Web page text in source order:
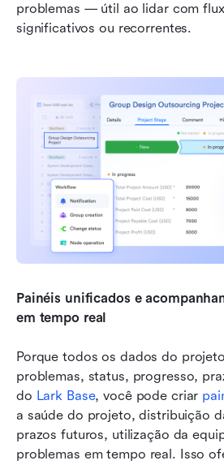
problemas — útil ao lidar com
significativos ou recorrentes.
Painéis unificados e
em tempo real
Porque todos os dados do
problemas, status, progresso,
do Lark Base, você pode criar
a saúde do projeto, distribuição
prazos futuros, utilização da
problemas em tempo real. Isso